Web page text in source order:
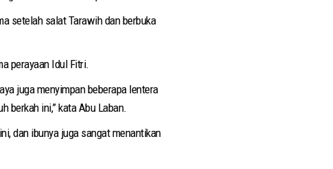
setelah salat Tarawih dan berbuka
perayaan Idul Fitri.
juga menyimpan beberapa lentera
berkah ini,” kata Abu Laban.
dan ibunya juga sangat menantikan